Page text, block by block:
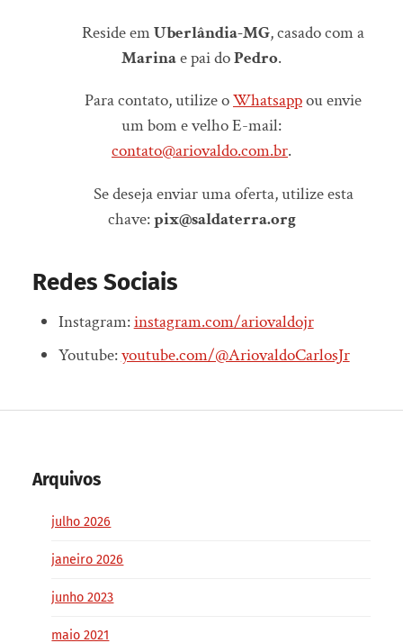
Reside emUberlândia-MG, casado com a
Marinae pai doPedro.
Para contato, utilize oWhatsappou envie
um bom e velho E-mail:
contato@ariovaldo.com.br.
Se deseja enviar uma oferta, utilize esta
chave:pix@saldaterra.org
Redes Sociais
Instagram:instagram.com/ariovaldojr
Youtube:youtube.com/@AriovaldoCarlosJr
Arquivos
julho 2026
janeiro 2026
junho 2023
maio 2021